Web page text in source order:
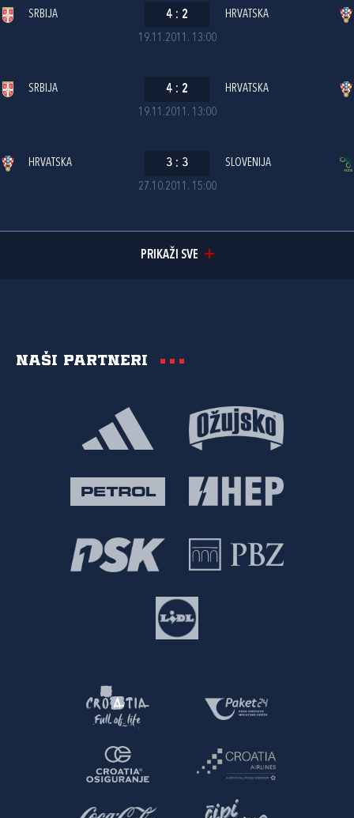
19.11.2011. 13:00
SRBIJA 4 : 2 HRVATSKA
19.11.2011. 13:00
SRBIJA 4 : 2 HRVATSKA
27.10.2011. 15:00
HRVATSKA 3 : 3 SLOVENIJA
PRIKAŽI SVE
Naši partneri